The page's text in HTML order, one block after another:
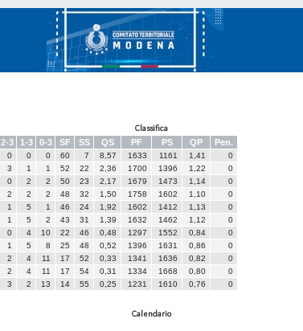
Classifica
2-3 1-3 0-3 SF SS QS PF PS QP Pen.
0 0 0 60 7 8,57 1633 1161 1,41
0
3 1 1 52 22 2,36 1700 1396 1,22
0
0 2 2 50 23 2,17 1679 1473 1,14
0
2 2 2 48 32 1,50 1758 1602 1,10
0
1 5 1 46 24 1,92 1602 1412 1,13
0
1 5 2 43 31 1,39 1632 1462 1,12
0
0 4 10 22 46 0,48 1297 1552 0,84
0
1 5 8 25 48 0,52 1396 1631 0,86
0
2 4 11 17 52 0,33 1341 1636 0,82
0
2 4 11 17 54 0,31 1334 1668 0,80
0
3 2 13 14 55 0,25 1231 1610 0,76 0
Calendario